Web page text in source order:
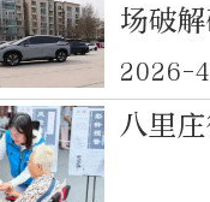
场破
2026-
八里